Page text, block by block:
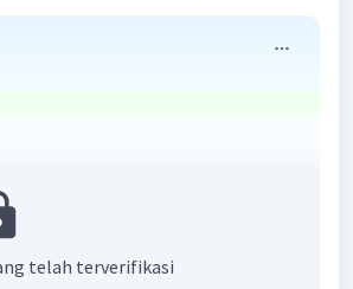
telah terverifikasi